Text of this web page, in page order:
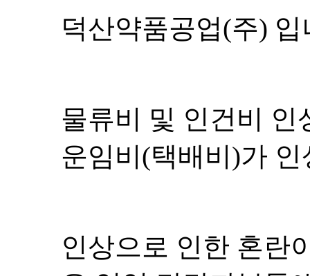
덕산약품공업(주) 입
물류비 및 인건비 인
운임비(택배비)가
인상으로 인한 혼란